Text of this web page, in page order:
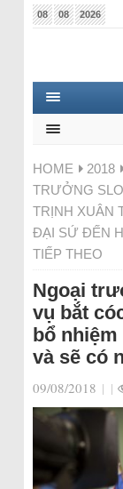
08 08 2026
HOME 2018
TRƯỞNG
TRỊNH XUÂN
ĐẠI SỨ ĐẾN
TIẾP THEO
Ngoại
vụ bắt
bổ
và sẽ có
09/08/2018 | |